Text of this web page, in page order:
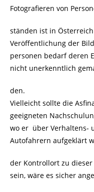
Fotografieren von
ständen ist in
Veröffentlichung der
personen bedarf deren
nicht unerkenntlich
den.
Vielleicht sollte die
geeigneten
wo er über Verhaltens-
Autofahrern aufgeklärt
der Kontrollort zu
sein, wäre es sicher